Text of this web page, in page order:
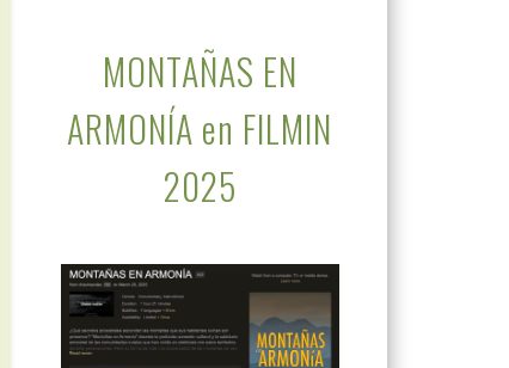
MONTAÑAS EN
ARMONÍA en FILMIN
2025